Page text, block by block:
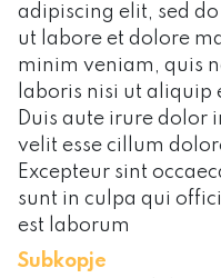
adipiscing elit, sed
ut labore et dolore
minim veniam, quis
laboris nisi ut aliquip
Duis aute irure dolor
velit esse cillum
Excepteur sint
sunt in culpa qui
est laborum
Subkopje